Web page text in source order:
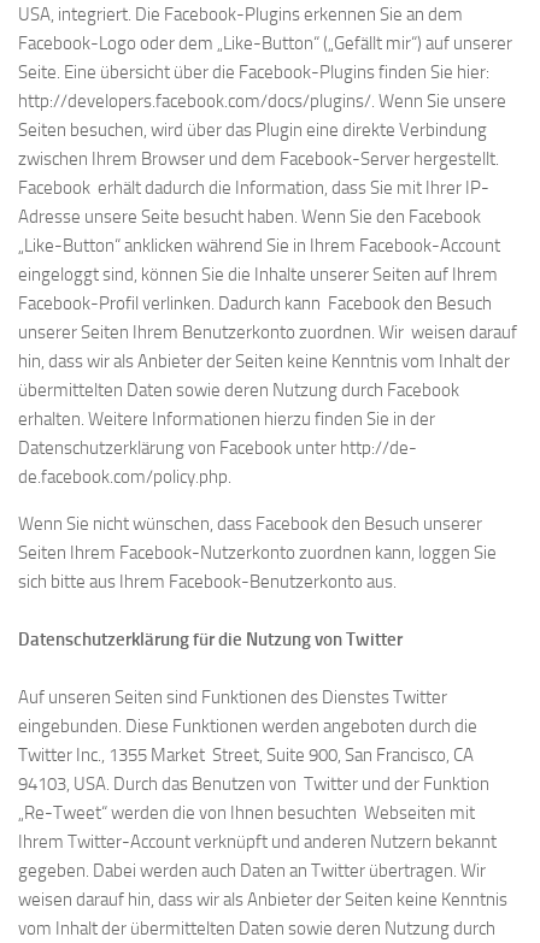
USA, integriert. Die Facebook-Plugins erkennen Sie an dem
Facebook-Logo oder dem „Like-Button“ („Gefällt mir“) auf unserer
Seite. Eine übersicht über die Facebook-Plugins finden Sie hier:
http://developers.facebook.com/docs/plugins/. Wenn Sie unsere
Seiten besuchen, wird über das Plugin eine direkte Verbindung
zwischen Ihrem Browser und dem Facebook-Server hergestellt.
Facebook erhält dadurch die Information, dass Sie mit Ihrer IP-
Adresse unsere Seite besucht haben. Wenn Sie den Facebook
„Like-Button“ anklicken während Sie in Ihrem Facebook-Account
eingeloggt sind, können Sie die Inhalte unserer Seiten auf Ihrem
Facebook-Profil verlinken. Dadurch kann Facebook den Besuch
unserer Seiten Ihrem Benutzerkonto zuordnen. Wir weisen darauf
hin, dass wir als Anbieter der Seiten keine Kenntnis vom Inhalt der
übermittelten Daten sowie deren Nutzung durch Facebook
erhalten. Weitere Informationen hierzu finden Sie in der
Datenschutzerklärung von Facebook unter http://de-
de.facebook.com/policy.php.
Wenn Sie nicht wünschen, dass Facebook den Besuch unserer
Seiten Ihrem Facebook-Nutzerkonto zuordnen kann, loggen Sie
sich bitte aus Ihrem Facebook-Benutzerkonto aus.
Datenschutzerklärung für die Nutzung von Twitter
Auf unseren Seiten sind Funktionen des Dienstes Twitter
eingebunden. Diese Funktionen werden angeboten durch die
Twitter Inc., 1355 Market Street, Suite 900, San Francisco, CA
94103, USA. Durch das Benutzen von Twitter und der Funktion
„Re-Tweet“ werden die von Ihnen besuchten Webseiten mit
Ihrem Twitter-Account verknüpft und anderen Nutzern bekannt
gegeben. Dabei werden auch Daten an Twitter übertragen. Wir
weisen darauf hin, dass wir als Anbieter der Seiten keine Kenntnis
vom Inhalt der übermittelten Daten sowie deren Nutzung durch